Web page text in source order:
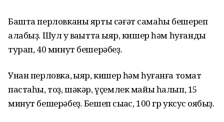
Башта перловканы ярты сәғәт самаһы бешереп
алабыҙ. Шул уҡ ваҡытта ҡыяр, кишер һәм һуғанды
турап, 40 минут бешерәбеҙ.
Унан перловка, ҡыяр, кишер һәм һуғанға томат
пастаһы, тоҙ, шәкәр, үҫемлек майы һалып, 15
минут бешерәбеҙ. Бешеп сыҡҡас, 100 гр уксус ҡоябыҙ.